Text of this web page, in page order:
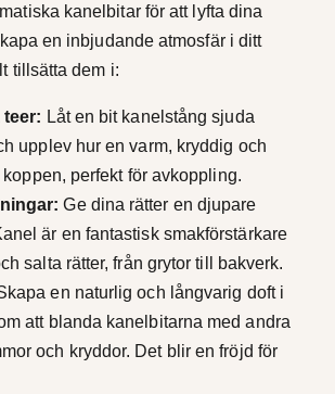
kanelbitar för att lyfta dina
en inbjudande atmosfär i ditt
tillsätta dem i:
Låt en bit kanelstång sjuda
upplev hur en varm, kryddig och
perfekt för avkoppling.
Ge dina rätter en djupare
är en fantastisk smakförstärkare
salta rätter, från grytor till bakverk.
en naturlig och långvarig doft i
att blanda kanelbitarna med andra
och kryddor. Det blir en fröjd för